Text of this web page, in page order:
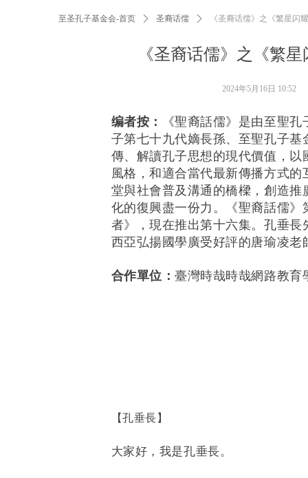
《圣裔话儒》之《繁
至圣孔子基金会-首页 ꄲ 圣裔话儒 ꄲ 《圣裔话儒》之《繁星闪
编者按：
《聖裔話儒》是由至聖
子第七十九代嫡長孫、至聖孔子
傳、解讀孔子思想的現代價值，
風格，和適合當代最新傳播方式
堂與社會普及溝通的橋樑，創造
化的復興盡一份力。《聖裔話儒
者》，現在推出第十六集。孔垂長
西亞弘揚國學廣受好評的唐瑜凌老
合作單位：臺灣時哉時哉網路教育
【孔垂長】
大家好，我是孔垂長。
2024年5月16日 10:52